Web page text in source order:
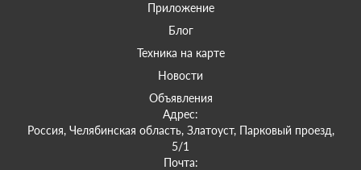
Приложение
Блог
Техника на карте
Новости
Объявления
Адрес:
Россия, Челябинская область, Златоуст, Парковый проезд,
5/1
Почта: